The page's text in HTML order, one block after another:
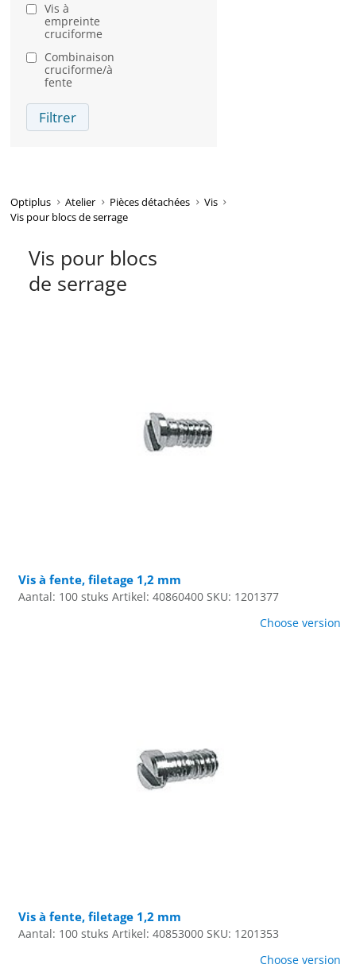
Vis à
empreinte
cruciforme
Combinaison
cruciforme/à
fente
Filtrer
Optiplus Atelier Pièces détachées
Vis
Vis pour blocs de serrage
Vis pour blocs
de serrage
Vis à fente, filetage 1,2 mm
Aantal: 100 stuks Artikel: 40860400 SKU: 1201377
Choose version
Vis à fente, filetage 1,2 mm
Aantal: 100 stuks Artikel: 40853000 SKU: 1201353
Choose version